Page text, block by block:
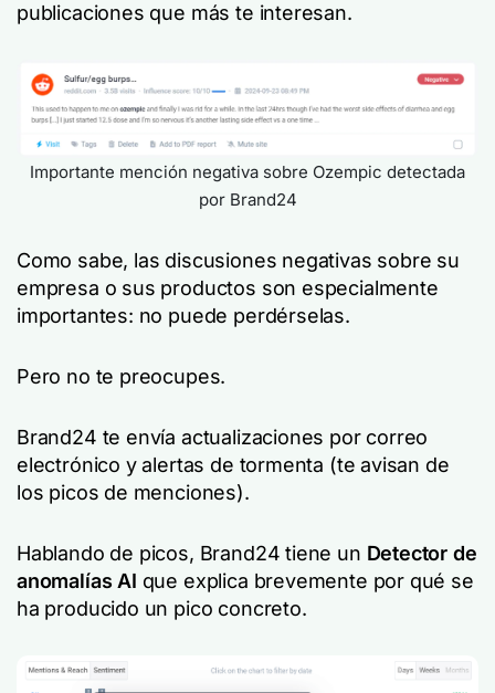
publicaciones que más te interesan.
Importante mención negativa sobre Ozempic detectada
por Brand24
Como sabe, las discusiones negativas sobre su
empresa o sus productos son especialmente
importantes: no puede perdérselas.
Pero no te preocupes.
Brand24 te envía actualizaciones por correo
electrónico y alertas de tormenta (te avisan de
los picos de menciones).
Hablando de picos, Brand24 tiene un Detector de
anomalías AI que explica brevemente por qué se
ha producido un pico concreto.